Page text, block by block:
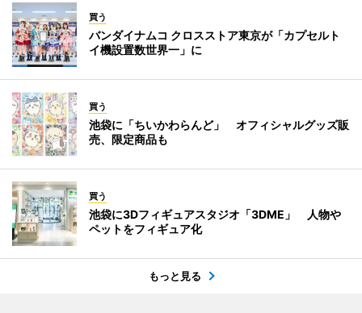
買う
バンダイナムコ クロスストア東京が「カプセルト
イ機設置数世界一」に
買う
池袋に「ちいかわらんど」 オフィシャルグッズ販
売、限定商品も
買う
池袋に3Dフィギュアスタジオ「3DME」 人物や
ペットをフィギュア化
もっと見る